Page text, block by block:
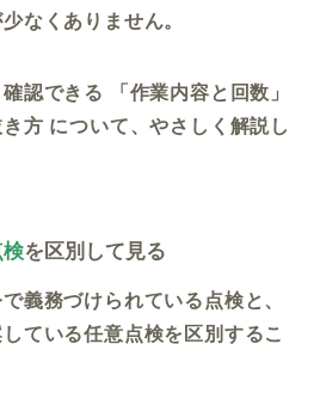
なくありません。
認できる 「作業内容と回数」
方 について、やさしく解説し
を区別して見る
義務づけられている点検と、
ている任意点検を区別するこ